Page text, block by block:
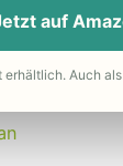
auf
erhältlich. Auch